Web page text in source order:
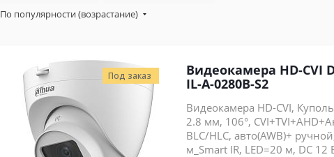
По популярности (возрастание)
Под заказ
Видеокамера HD-CVI
IL-A-0280B-S2
Видеокамера HD-CVI,
2.8 мм, 106°,
BLC/HLC, авто(AWB)+
м_Smart IR, LED=20 м, DC